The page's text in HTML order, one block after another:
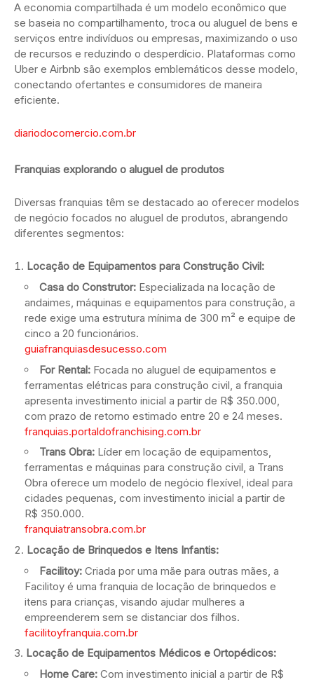
A economia compartilhada é um modelo econômico que
se baseia no compartilhamento, troca ou aluguel de bens e
serviços entre indivíduos ou empresas, maximizando o uso
de recursos e reduzindo o desperdício. Plataformas como
Uber e Airbnb são exemplos emblemáticos desse modelo,
conectando ofertantes e consumidores de maneira
eficiente.
diariodocomercio.com.br
Franquias explorando o aluguel de produtos
Diversas franquias têm se destacado ao oferecer modelos
de negócio focados no aluguel de produtos, abrangendo
diferentes segmentos:
Locação de Equipamentos para Construção Civil:
Casa do Construtor: Especializada na locação de
andaimes, máquinas e equipamentos para construção, a
rede exige uma estrutura mínima de 300 m² e equipe de
cinco a 20 funcionários.
guiafranquiasdesucesso.com
For Rental: Focada no aluguel de equipamentos e
ferramentas elétricas para construção civil, a franquia
apresenta investimento inicial a partir de R$ 350.000,
com prazo de retorno estimado entre 20 e 24 meses.
franquias.portaldofranchising.com.br
Trans Obra: Líder em locação de equipamentos,
ferramentas e máquinas para construção civil, a Trans
Obra oferece um modelo de negócio flexível, ideal para
cidades pequenas, com investimento inicial a partir de
R$ 350.000.
franquiatransobra.com.br
Locação de Brinquedos e Itens Infantis:
Facilitoy: Criada por uma mãe para outras mães, a
Facilitoy é uma franquia de locação de brinquedos e
itens para crianças, visando ajudar mulheres a
empreenderem sem se distanciar dos filhos.
facilitoyfranquia.com.br
Locação de Equipamentos Médicos e Ortopédicos:
Home Care: Com investimento inicial a partir de R$